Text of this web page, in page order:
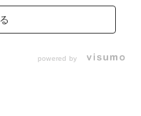
powered by